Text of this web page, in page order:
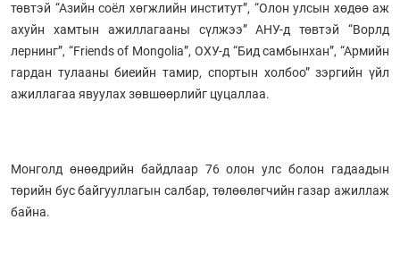
төвтэй “Азийн соёл хөгжлийн институт”, “Олон улсын хөдөө аж
ахуйн хамтын ажиллагааны сүлжээ” АНУ-д төвтэй “Ворлд
лернинг”, “Friends of Mongolia”, ОХУ-д “Бид самбынхан”, “Армийн
гардан тулааны биеийн тамир, спортын холбоо” зэргийн үйл
ажиллагаа явуулах зөвшөөрлийг цуцаллаа.
Монголд өнөөдрийн байдлаар 76 олон улс болон гадаадын
төрийн бус байгууллагын салбар, төлөөлөгчийн газар ажиллаж
байна.